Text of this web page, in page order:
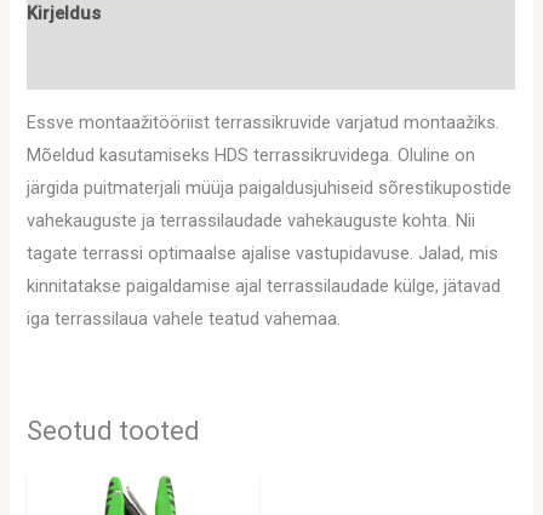
Kirjeldus
Essve montaažitööriist terrassikruvide varjatud montaažiks.
Mõeldud kasutamiseks HDS terrassikruvidega. Oluline on
järgida puitmaterjali müüja paigaldusjuhiseid sõrestikupostide
vahekauguste ja terrassilaudade vahekauguste kohta. Nii
tagate terrassi optimaalse ajalise vastupidavuse. Jalad, mis
kinnitatakse paigaldamise ajal terrassilaudade külge, jätavad
iga terrassilaua vahele teatud vahemaa.
Seotud tooted